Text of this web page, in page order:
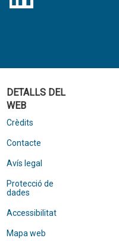
DETALLS DEL
WEB
Crèdits
Contacte
Avís legal
Protecció de
dades
Accessibilitat
Mapa web